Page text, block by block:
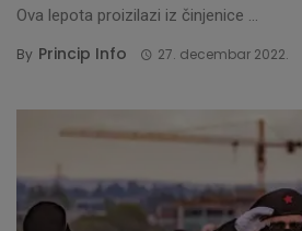
Ova lepota proizilazi iz činjenice ...
By Princip Info 27. decembar 2022.